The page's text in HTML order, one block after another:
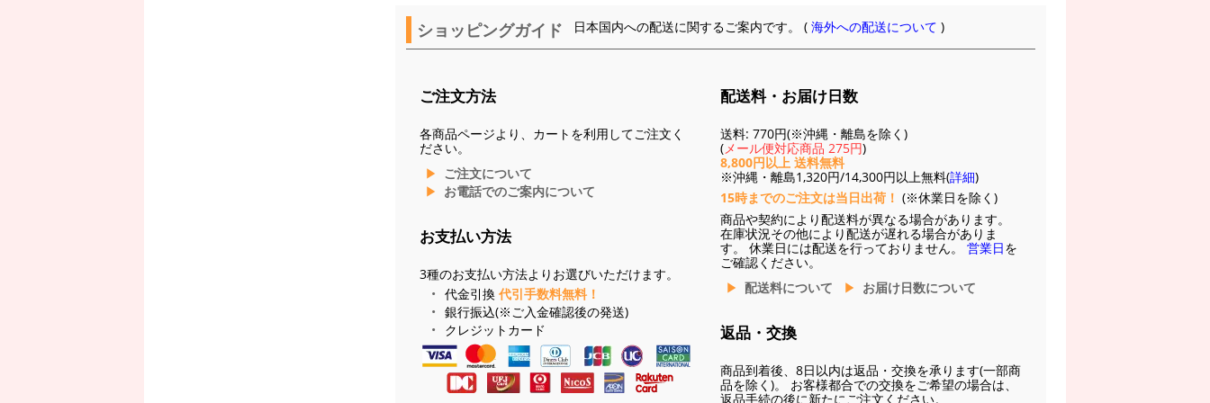
ショッピングガイド 日本国内への配送に関するご案内です。 (海外への配送について )
ご注文方法
各商品ページより、カートを利用してご注文く
ださい。
ご注文について
お電話でのご案内について
お支払い方法
3種のお支払い方法よりお選びいただけます。
代金引換 代引手数料無料！
銀行振込(※ご入金確認後の発送)
クレジットカード
配送料・お届け日数
送料: 770円(※沖縄・離島を除く)
( メール便対応商品 275円)
8,800円以上 送料無料
※沖縄・離島1,320円/14,300円以上無料(詳細)
15時までのご注文は当日出荷！ (※休業日を除く)
商品や契約により配送料が異なる場合があります。
在庫状況その他により配送が遅れる場合がありま
す。 休業日には配送を行っておりません。 営業日を
ご確認ください。
配送料について
お届け日数について
返品・交換
商品到着後、8日以内は返品・交換を承ります(一部商
品を除く)。 お客様都合での交換をご希望の場合は、
返品手続の後に新たにご注文ください。